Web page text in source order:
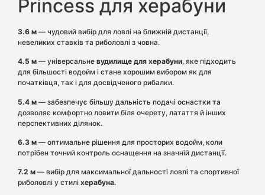
Princess для херабуни
3.6 м — чудовий вибір для ловлі на ближній дистанції,
невеликих ставків та риболовлі з човна.
4.5 м — універсальне вудилище для херабуни, яке підходить
для більшості водойм і стане хорошим вибором як для
початківця, так і для досвідченого рибалки.
5.4 м — забезпечує більшу дальність подачі оснастки та
дозволяє комфортно ловити біля очерету, латаття й інших
перспективних ділянок.
6.3 м — оптимальне рішення для просторих водойм, коли
потрібен точний контроль оснащення на значній дистанції.
7.2 м — вибір для максимальної дальності ловлі та спортивної
риболовлі у стилі херабуна.